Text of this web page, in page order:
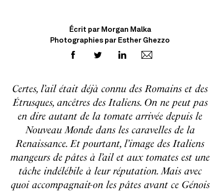
Écrit par Morgan Malka
Photographies par Esther Ghezzo
Certes, l’ail était déjà connu des Romains et des
Étrusques, ancêtres des Italiens. On ne peut pas
en dire autant de la tomate arrivée depuis le
Nouveau Monde dans les caravelles de la
Renaissance. Et pourtant, l’image des Italiens
mangeurs de pâtes à l’ail et aux tomates est une
tâche indélébile à leur réputation. Mais avec
quoi accompagnait-on les pâtes avant ce Génois